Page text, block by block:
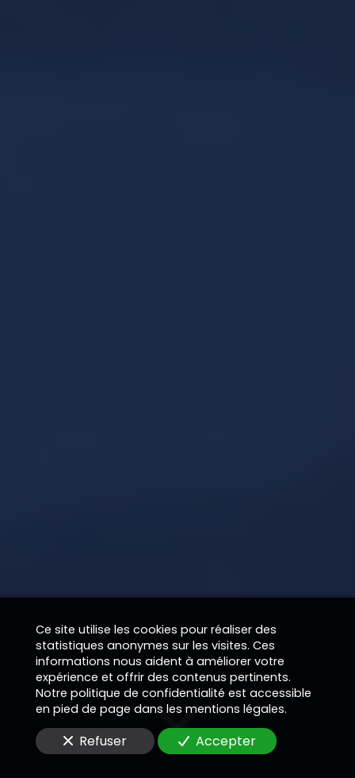
Ce site utilise les cookies pour réaliser des
statistiques anonymes sur les visites. Ces
informations nous aident à améliorer votre
expérience et offrir des contenus pertinents.
Notre politique de confidentialité est accessible
en pied de page dans les mentions légales.
Refuser Accepter